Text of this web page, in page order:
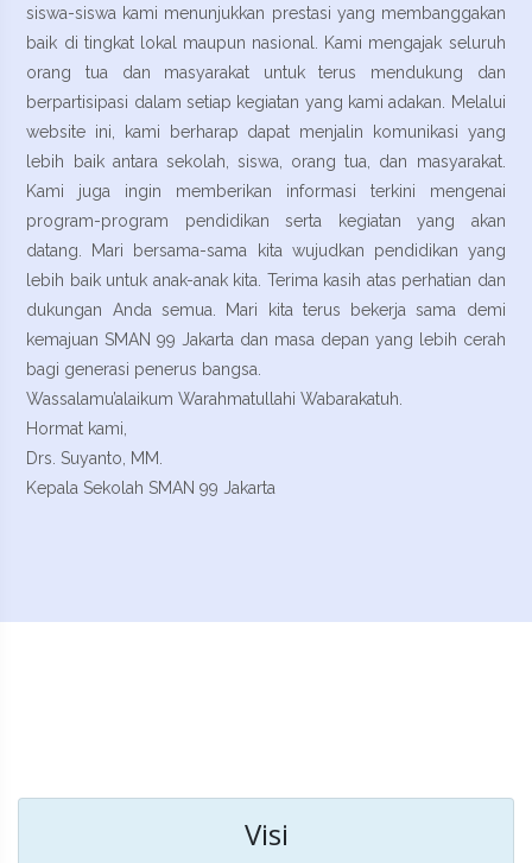
siswa-siswa kami menunjukkan prestasi yang membanggakan
baik di tingkat lokal maupun nasional. Kami mengajak seluruh
orang tua dan masyarakat untuk terus mendukung dan
berpartisipasi dalam setiap kegiatan yang kami adakan. Melalui
website ini, kami berharap dapat menjalin komunikasi yang
lebih baik antara sekolah, siswa, orang tua, dan masyarakat.
Kami juga ingin memberikan informasi terkini mengenai
program-program pendidikan serta kegiatan yang akan
datang. Mari bersama-sama kita wujudkan pendidikan yang
lebih baik untuk anak-anak kita. Terima kasih atas perhatian dan
dukungan Anda semua. Mari kita terus bekerja sama demi
kemajuan SMAN 99 Jakarta dan masa depan yang lebih cerah
bagi generasi penerus bangsa.
Wassalamu’alaikum Warahmatullahi Wabarakatuh.
Hormat kami,
Drs. Suyanto, MM.
Kepala Sekolah SMAN 99 Jakarta
Visi